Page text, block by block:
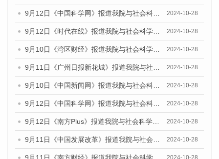
9月12日《中国科学网》报道我院与社会科学文献出版社联合发布了《广州蓝皮书：广州金融发展报告（2024）》的媒体文章 2024-10-28
9月12日《时代在线》报道我院与社会科学文献出版社联合发布了《广州蓝皮书：广州金融发展报告（2024）》的媒体文章 2024-10-28
9月10日《湾区财经》报道我院与社会科学文献出版社联合发布了《广州蓝皮书：广州金融发展报告（2024）》的媒体文章 2024-10-28
9月11日《广州日报新花城》报道我院与社会科学文献出版社联合发布了《广州蓝皮书：广州金融发展报告（2024）》的媒体文章 2024-10-28
9月10日《中国新闻网》报道我院与社会科学文献出版社联合发布了《广州蓝皮书：广州金融发展报告（2024）》的媒体文章 2024-10-28
9月12日《中国科学网》报道我院与社会科学文献出版社联合发布了《广州蓝皮书：广州金融发展报告（2024）》的媒体文章 2024-10-28
9月12日《南方Plus》报道我院与社会科学文献出版社联合发布了《广州蓝皮书：广州金融发展报告（2024）》的媒体文章 2024-10-28
9月11日《中国发展改革》报道我院与社会科学文献出版社联合发布了《广州蓝皮书：广州金融发展报告（2024）》的媒体文章 2024-10-28